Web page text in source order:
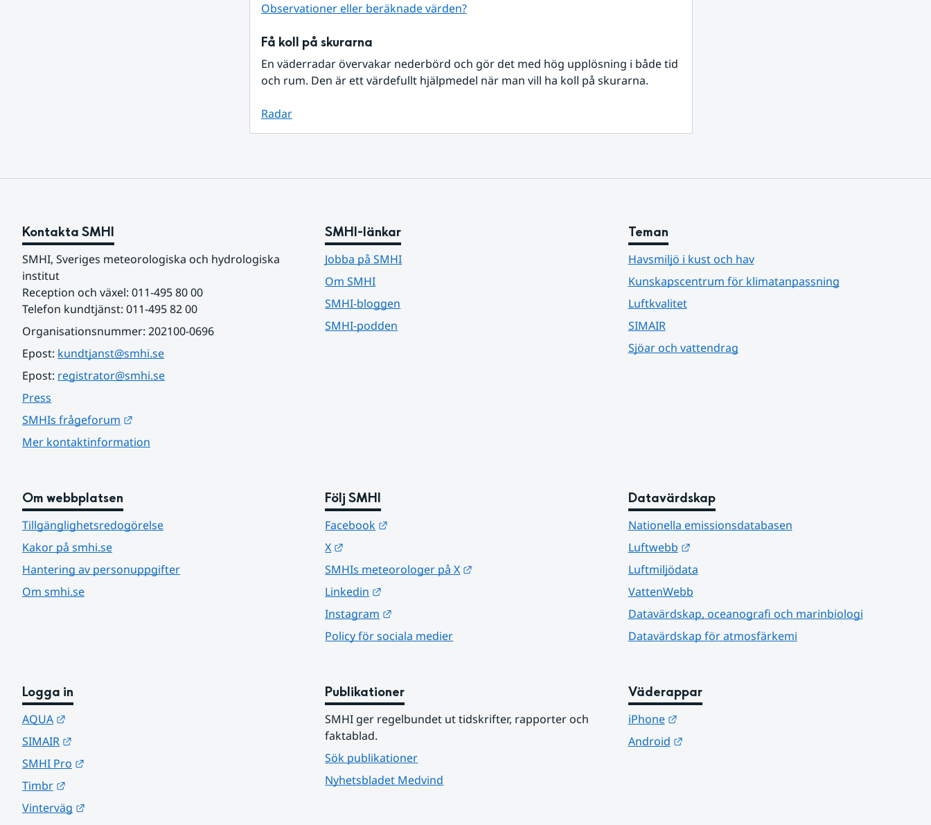
Observationer eller beräknade värden?
Få koll på skurarna
En väderradar övervakar nederbörd och gör det med hög upplösning i både tid
och rum. Den är ett värdefullt hjälpmedel när man vill ha koll på skurarna.
Radar
Kontakta SMHI
SMHI, Sveriges meteorologiska och hydrologiska
institut
Reception och växel: 011-495 80 00
Telefon kundtjänst: 011-495 82 00
Organisationsnummer: 202100-0696
Epost: kundtjanst@smhi.se
Epost: registrator@smhi.se
Press
SMHIs frågeforum
Mer kontaktinformation
SMHI-länkar
Jobba på SMHI
Om SMHI
SMHI-bloggen
SMHI-podden
Teman
Havsmiljö i kust och hav
Kunskapscentrum för klimatanpassning
Luftkvalitet
SIMAIR
Sjöar och vattendrag
Om webbplatsen
Tillgänglighetsredogörelse
Kakor på smhi.se
Hantering av personuppgifter
Om smhi.se
Följ SMHI
Facebook
X
SMHIs meteorologer på X
Linkedin
Instagram
Policy för sociala medier
Datavärdskap
Nationella emissionsdatabasen
Luftwebb
Länk till annan webbplats.
Luftmiljödata
VattenWebb
Datavärdskap, oceanografi och marinbiologi
Datavärdskap för atmosfärkemi
Logga in
AQUA
SIMAIR
SMHI Pro
Timbr
Vinterväg
Publikationer
SMHI ger regelbundet ut tidskrifter, rapporter och
faktablad.
Sök publikationer
Nyhetsbladet Medvind
Väderappar
iPhone
Länk till annan webbplats.
Android
Länk till annan webbplats.